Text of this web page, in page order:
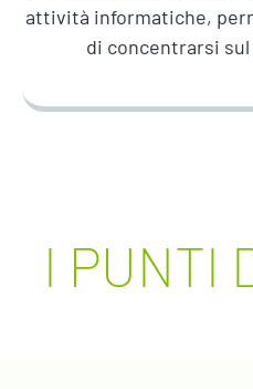
attività informatiche,
di concentrarsi
I PUNTI